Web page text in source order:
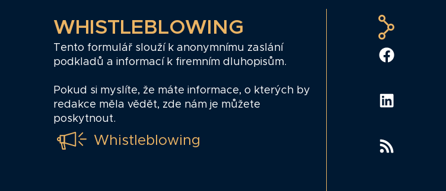
WHISTLEBLOWING
Tento formulář slouží k anonymnímu zaslání
podkladů a informací k firemním dluhopisům.
Pokud si myslíte, že máte informace, o kterých by
redakce měla vědět, zde nám je můžete
poskytnout.
Whistleblowing